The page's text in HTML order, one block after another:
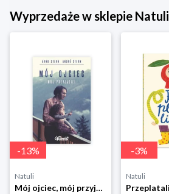
Wyprzedaże w sklepie Natuli
-13%
Natuli
Mój ojciec, mój przyjaciel Element
-3%
Natuli